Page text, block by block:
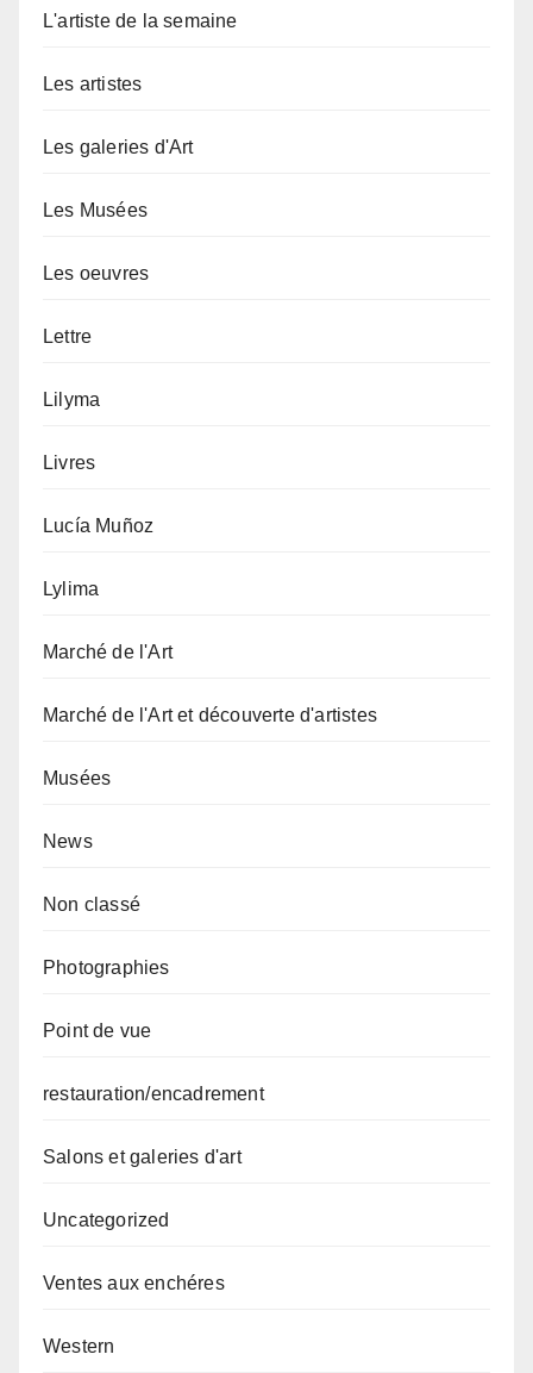
L'artiste de la semaine
Les artistes
Les galeries d'Art
Les Musées
Les oeuvres
Lettre
Lilyma
Livres
Lucía Muñoz
Lylima
Marché de l'Art
Marché de l'Art et découverte d'artistes
Musées
News
Non classé
Photographies
Point de vue
restauration/encadrement
Salons et galeries d'art
Uncategorized
Ventes aux enchéres
Western